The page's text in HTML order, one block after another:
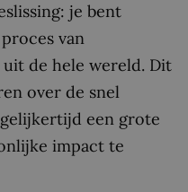
je bent
van
uit de hele wereld. Dit
over de snel
een grote
impact te